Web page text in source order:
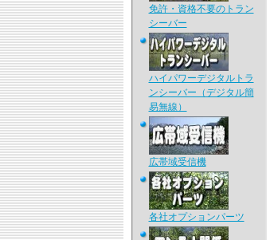
免許・資格不要のトラン
シーバー
ハイパワーデジタルトラ
ンシーバー（デジタル簡
易無線）
広帯域受信機
各社オプションパーツ